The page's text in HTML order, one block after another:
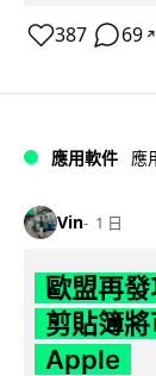
387 69 ↗
應用軟件 應
Vin 1 日
歐盟再
剪貼簿
Apple